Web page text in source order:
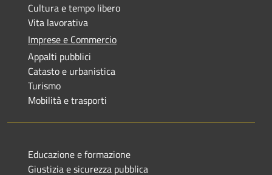
Cultura e tempo libero
Vita lavorativa
Imprese e Commercio
Appalti pubblici
Catasto e urbanistica
Turismo
Mobilità e trasporti
Educazione e formazione
Giustizia e sicurezza pubblica